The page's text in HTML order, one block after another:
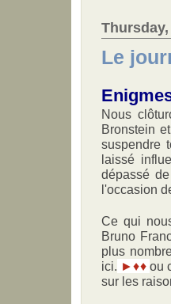
Le
Nous
Bronstein
suspendre
laissé
dépassé
l'occasion
Ce qui
Bruno
plus
ici. ►♦♦ou
sur les